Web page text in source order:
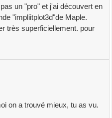
un "pro" et j'ai découvert en
"impliitplot3d"de Maple.
très superficiellement. pour
on a trouvé mieux, tu as vu.